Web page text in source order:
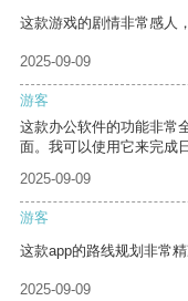
这款游戏的剧情非常感人
2025-09-09
游客
这款办公软件的功能非常
面。我可以使用它来完成
2025-09-09
游客
这款app的路线规划非常
2025-09-09